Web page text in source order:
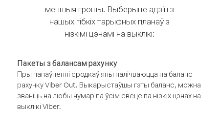
меншыя грошы. Выберыце адзін з
нашых гібкіх тарыфных планаў з
нізкімі цэнамі на выклікі:
Пакеты з балансам рахунку
Пры папаўненні сродкаў яны налічваюцца на баланс
рахунку Viber Out. Выкарыстаўшы гэты баланс, можна
званіць на любы нумар па ўсім свеце па нізкіх цэнах на
выклікі Viber.